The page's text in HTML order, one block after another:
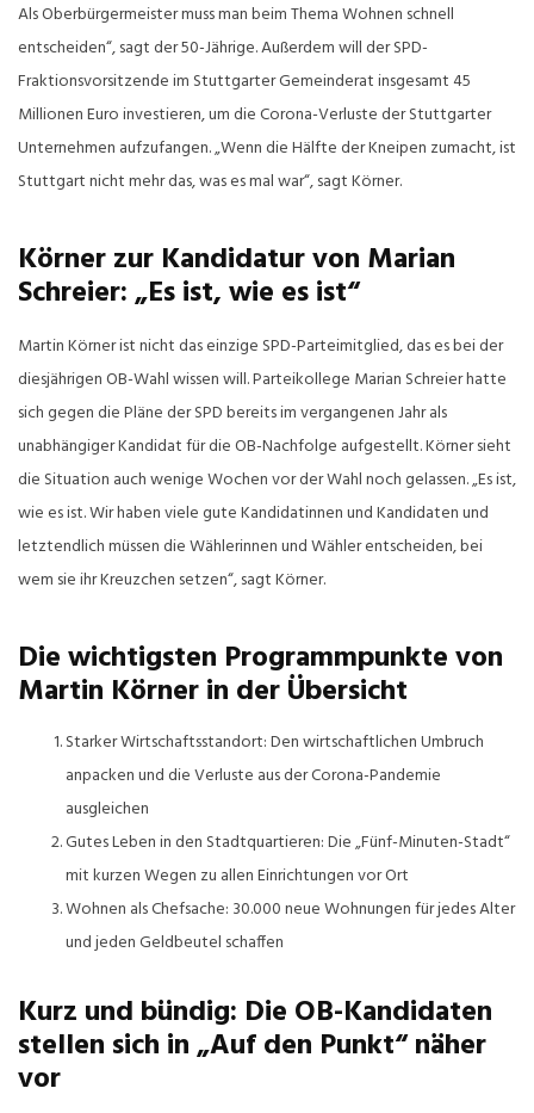
Als Oberbürgermeister muss man beim Thema Wohnen schnell
entscheiden“, sagt der 50-Jährige. Außerdem will der SPD-
Fraktionsvorsitzende im Stuttgarter Gemeinderat insgesamt 45
Millionen Euro investieren, um die Corona-Verluste der Stuttgarter
Unternehmen aufzufangen. „Wenn die Hälfte der Kneipen zumacht, ist
Stuttgart nicht mehr das, was es mal war“, sagt Körner.
Körner zur Kandidatur von Marian
Schreier: „Es ist, wie es ist“
Martin Körner ist nicht das einzige SPD-Parteimitglied, das es bei der
diesjährigen OB-Wahl wissen will. Parteikollege Marian Schreier hatte
sich gegen die Pläne der SPD bereits im vergangenen Jahr als
unabhängiger Kandidat für die OB-Nachfolge aufgestellt. Körner sieht
die Situation auch wenige Wochen vor der Wahl noch gelassen. „Es ist,
wie es ist. Wir haben viele gute Kandidatinnen und Kandidaten und
letztendlich müssen die Wählerinnen und Wähler entscheiden, bei
wem sie ihr Kreuzchen setzen“, sagt Körner.
Die wichtigsten Programmpunkte von
Martin Körner in der Übersicht
Starker Wirtschaftsstandort: Den wirtschaftlichen Umbruch
anpacken und die Verluste aus der Corona-Pandemie
ausgleichen
Gutes Leben in den Stadtquartieren: Die „Fünf-Minuten-Stadt“
mit kurzen Wegen zu allen Einrichtungen vor Ort
Wohnen als Chefsache: 30.000 neue Wohnungen für jedes Alter
und jeden Geldbeutel schaffen
Kurz und bündig: Die OB-Kandidaten
stellen sich in „Auf den Punkt“ näher
vor